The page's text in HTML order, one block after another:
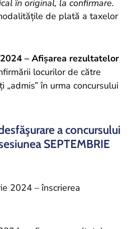
în original, la confirmare.
de plată a taxelor
2024 – Afișarea rezultatelor
locurilor de către
„admis” în urma concursului
a concursului
SEPTEMBRIE
2024 – înscrierea